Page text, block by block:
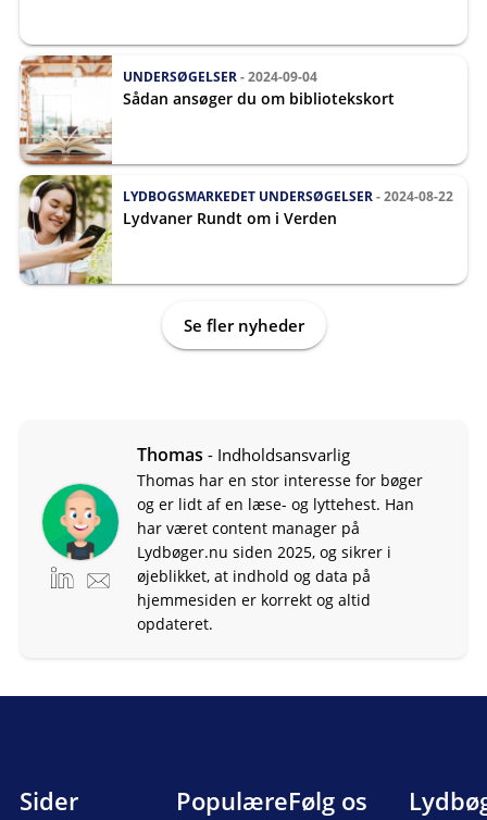
UNDERSØGELSER- 2024-09-04
Sådan ansøger du om bibliotekskort
LYDBOGSMARKEDET UNDERSØGELSER- 2024-08-22
Lydvaner Rundt om i Verden
Se fler nyheder
Thomas - Indholdsansvarlig
Thomas har en stor interesse for bøger
og er lidt af en læse- og lyttehest. Han
har været content manager på
Lydbøger.nu siden 2025, og sikrer i
øjeblikket, at indhold og data på
hjemmesiden er korrekt og altid
opdateret.
Sider
PopulæreFølg os